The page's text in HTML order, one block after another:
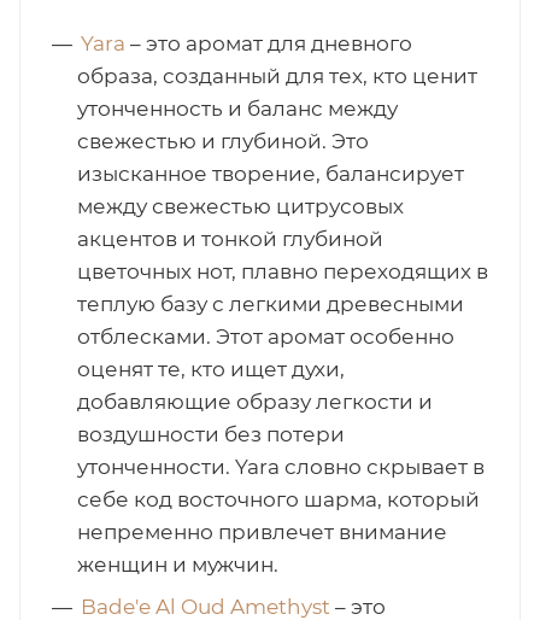
Yara – это аромат для дневного
образа, созданный для тех, кто ценит
утонченность и баланс между
свежестью и глубиной. Это
изысканное творение, балансирует
между свежестью цитрусовых
акцентов и тонкой глубиной
цветочных нот, плавно переходящих в
теплую базу с легкими древесными
отблесками. Этот аромат особенно
оценят те, кто ищет духи,
добавляющие образу легкости и
воздушности без потери
утонченности. Yara словно скрывает в
себе код восточного шарма, который
непременно привлечет внимание
женщин и мужчин.
Bade'e Al Oud Amethyst – это